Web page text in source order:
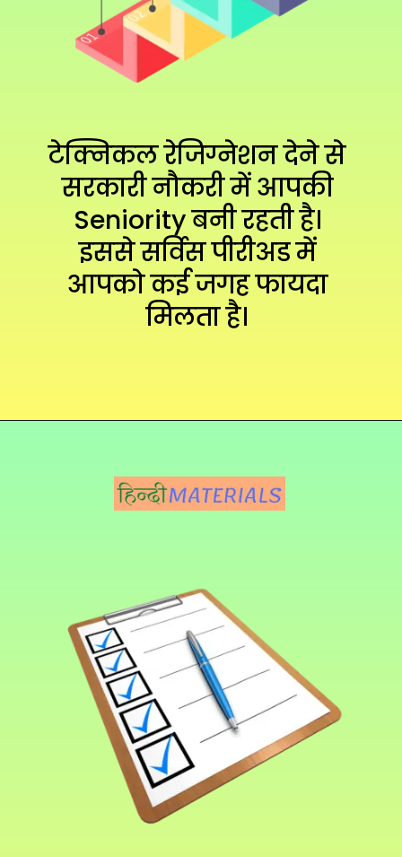
टेक्निकल रेजिग्नेशन देने से
सरकारी नौकरी में आपकी
Seniority बनी रहती है।
इससे सर्विस पीरीअड में
आपको कई जगह फायदा
मिलता है।